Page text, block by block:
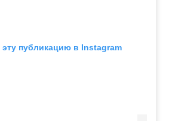
публикацию в Instagram